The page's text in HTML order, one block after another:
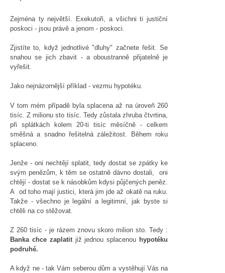
Zejména ty největší. Exekutoři, a všichni ti justiční
poskoci - jsou právě a jenom - poskoci.
Zjistíte to, když jednotlivé "dluhy" začnete řešit. Se
snahou se jich zbavit - a oboustranně přijatelně je
vyřešit.
Jako nejnázornější příklad - vezmu hypotéku.
V tom mém případě byla splacena až na úroveň 260
tisíc. Z milionu sto tisíc. Tedy zůstala zhruba čtvrtina,
při splátkách kolem 20-ti tisíc měsíčně - celkem
směšná a snadno řešitelná záležitost. Během roku
splaceno.
Jenže - oni nechtějí splatit, tedy dostat se zpátky ke
svým penězům, k těm se ostatně dávno dostali, oni
chtějí - dostat se k násobkům kdysi půjčených peněz.
A od toho mají justici, která jim jde až okatě na ruku.
Takže - všechno je legální a legitimní, jak byste si
chtěli na co stěžovat.
Z 260 tisíc - je rázem znovu skoro milion sto. Tedy :
Banka chce zaplatitjiž jednou splacenou hypotéku
podruhé.
A když ne - tak Vám seberou dům a vystěhují Vás na